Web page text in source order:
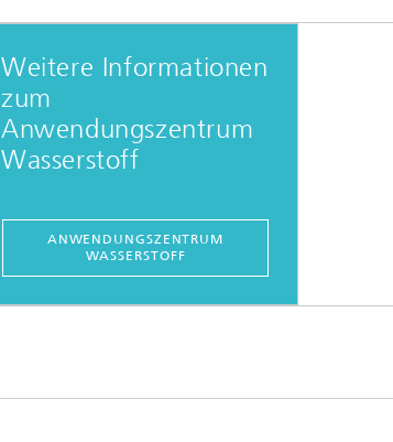
Weitere Informationen
zum
Anwendungszentrum
Wasserstoff
ANWENDUNGSZENTRUM
WASSERSTOFF